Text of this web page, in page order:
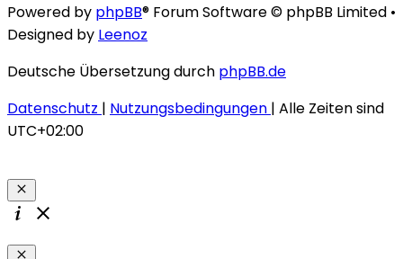
Powered by phpBB® Forum Software © phpBB Limited •
Designed by Leenoz
Deutsche Übersetzung durch phpBB.de
Datenschutz | Nutzungsbedingungen | Alle Zeiten sind
UTC+02:00